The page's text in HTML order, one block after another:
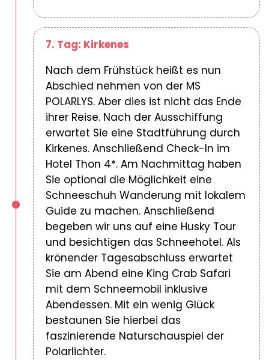
7. Tag: Kirkenes
Nach dem Frühstück heißt es nun
Abschied nehmen von der MS
POLARLYS. Aber dies ist nicht das Ende
ihrer Reise. Nach der Ausschiffung
erwartet Sie eine Stadtführung durch
Kirkenes. Anschließend Check-In im
Hotel Thon 4*. Am Nachmittag haben
Sie optional die Möglichkeit eine
Schneeschuh Wanderung mit lokalem
Guide zu machen. Anschließend
begeben wir uns auf eine Husky Tour
und besichtigen das Schneehotel. Als
krönender Tagesabschluss erwartet
Sie am Abend eine King Crab Safari
mit dem Schneemobil inklusive
Abendessen. Mit ein wenig Glück
bestaunen Sie hierbei das
faszinierende Naturschauspiel der
Polarlichter.